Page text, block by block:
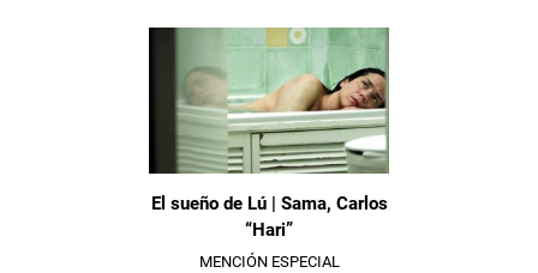
El sueño de Lú | Sama, Carlos
“Hari”
MENCIÓN ESPECIAL